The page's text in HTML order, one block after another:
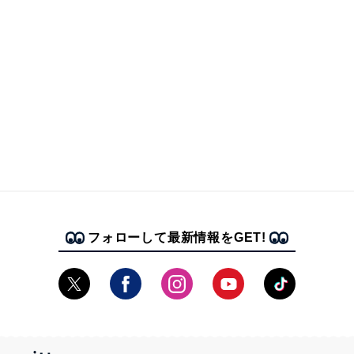
フォローして最新情報をGET!